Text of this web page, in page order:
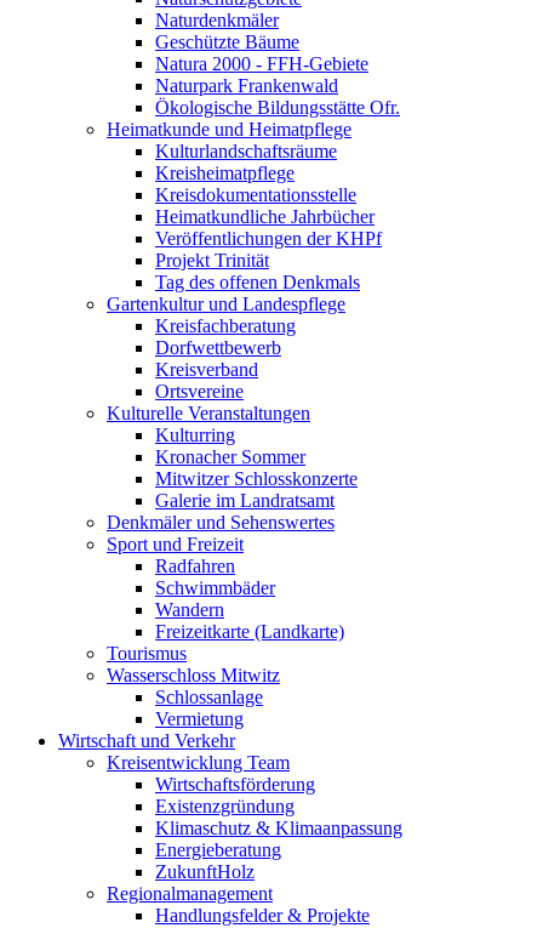
Naturdenkmäler
Geschützte Bäume
Natura 2000 - FFH-Gebiete
Naturpark Frankenwald
Ökologische Bildungsstätte Ofr.
Heimatkunde und Heimatpflege
Kulturlandschaftsräume
Kreisheimatpflege
Kreisdokumentationsstelle
Heimatkundliche Jahrbücher
Veröffentlichungen der KHPf
Projekt Trinität
Tag des offenen Denkmals
Gartenkultur und Landespflege
Kreisfachberatung
Dorfwettbewerb
Kreisverband
Ortsvereine
Kulturelle Veranstaltungen
Kulturring
Kronacher Sommer
Mitwitzer Schlosskonzerte
Galerie im Landratsamt
Denkmäler und Sehenswertes
Sport und Freizeit
Radfahren
Schwimmbäder
Wandern
Freizeitkarte (Landkarte)
Tourismus
Wasserschloss Mitwitz
Schlossanlage
Vermietung
Wirtschaft und Verkehr
Kreisentwicklung Team
Wirtschaftsförderung
Existenzgründung
Klimaschutz & Klimaanpassung
Energieberatung
ZukunftHolz
Regionalmanagement
Handlungsfelder & Projekte